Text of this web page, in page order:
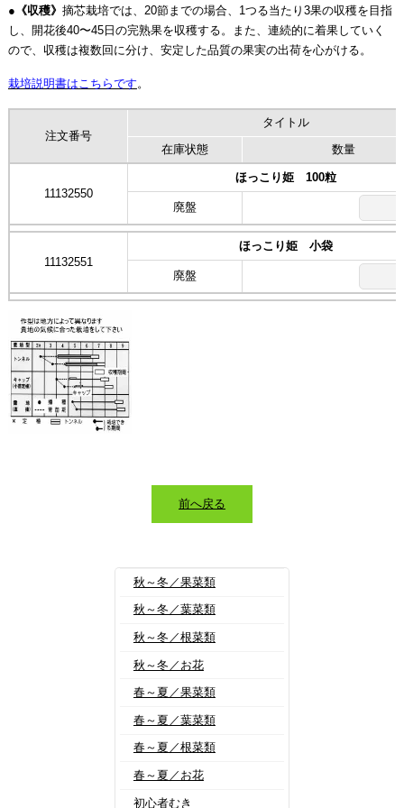
● 《収穫》 摘芯栽培では、20節までの場合、1つる当たり3果の収穫を目指
し、開花後40〜45日の完熟果を収穫する。また、連続的に着果していく
ので、収穫は複数回に分け、安定した品質の果実の出荷を心がける。
栽培説明書はこちらです。
注文番号
タイトル
在庫状態
数量
11132550
ほっこり姫 100粒
廃盤
11132551
ほっこり姫 小袋
廃盤
前へ戻る
秋～冬／果菜類
秋～冬／葉菜類
秋～冬／根菜類
秋～冬／お花
春～夏／果菜類
春～夏／葉菜類
春～夏／根菜類
春～夏／お花
初心者むき